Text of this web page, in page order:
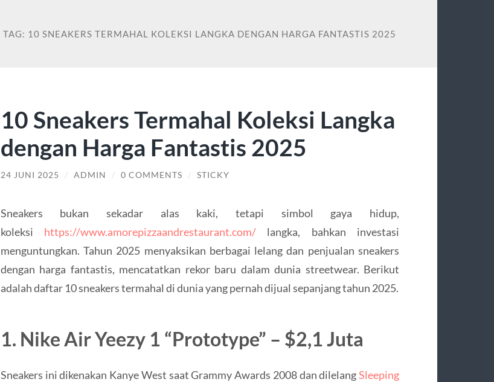
TAG: 10 SNEAKERS TERMAHAL KOLEKSI LANGKA DENGAN HARGA FANTASTIS 2025
10 Sneakers Termahal Koleksi Langka
dengan Harga Fantastis 2025
24 JUNI 2025 / ADMIN / 0 COMMENTS / STICKY
Sneakers bukan sekadar alas kaki, tetapi simbol gaya hidup,
koleksi https://www.amorepizzaandrestaurant.com/ langka, bahkan investasi
menguntungkan. Tahun 2025 menyaksikan berbagai lelang dan penjualan sneakers
dengan harga fantastis, mencatatkan rekor baru dalam dunia streetwear. Berikut
adalah daftar 10 sneakers termahal di dunia yang pernah dijual sepanjang tahun 2025.
1. Nike Air Yeezy 1 “Prototype” – $2,1 Juta
Sneakers ini dikenakan Kanye West saat Grammy Awards 2008 dan dilelangSleeping